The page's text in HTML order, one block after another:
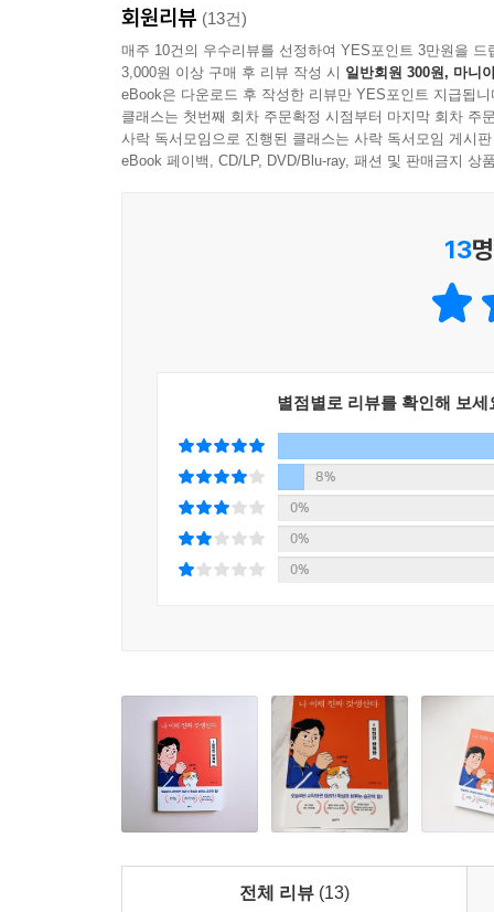
단 시작할 수 있게 만들어준다. 거기서부터가 변화
--- 「시작을 위한 최고의 전략 ③: 일단 시작하라」
의도적으로 환경을 바꿔 새로운 집단으로 들어가
선수가 되려면 위대한 팀에 들어가는 것이 가장
훈련을 할 수도 있다. 이렇게 수준 높은 팀에 들
누구나 살아가면서 힘든 시기가 있다. 또 실패를
공을 하는 방법은 실패를 했을때 인정하고 재빨
--- 「실패는 성공으로 가는 하나의 경우의 수이다
더 이상 나이나 직업, 환경은 중요하지 않다. 변
전성기 이상의 활동을 하는 사람들이 많다. 모두
나 시발점을 만들어낼 수 있다. 모든 결과는 각자
기 때문에 언제나 유연한 자세로 자신을 원하는
--- 「코로나 시대, 지구촌 모두는 지금 습관의 변
은 일에 하지 않아야 할 이유를 한번 찾아보자. 그
--- 「할 수 있을까 VS 할 수 있다: 말에는 힘이 있
아직도 작고 사소한 습관에 대한 믿음이 부족할
것의 선택과 행동은 본인만이 할 수 있다. 그러나
것들은 시간이 흐름에 따라 눈덩이처럼 커져 내
가 원하는 방향으로 이끌어가자. 자신을 믿는 것
정호철 저자는 나에게 필요한 작은 습관을 무기
기업에 입사, 바가지머리 브랜드 기획팀에 재직하
내추럴 피트니스 대회 입상 등의 스스로를 끊임
아니라 내게 꼭 필요한 습관을 형성하는 것이 중
누군가는 따로 있는 것이 아니라 꾸준한 사람만
원하는 삶을 쟁취할 수 있다고 저자는 강조한다.
회원리뷰 (13건)
매주 10건의 우수리뷰를 선정하여 YES포인트 3만원을 드
3,000원 이상 구매 후 리뷰 작성 시 일반회원 300원, 마니
eBook은 다운로드 후 작성한 리뷰만 YES포인트 지급됩니
클래스는 첫번째 회차 주문확정 시점부터 마지막 회차 주
사락 독서모임으로 진행된 클래스는 사락 독서모임 게시
eBook 페이백, CD/LP, DVD/Blu-ray, 패션 및 판매금지 상
13
별점별로 리뷰를 확인해 보세
8%
0%
0%
0%
전체 리뷰 (13)